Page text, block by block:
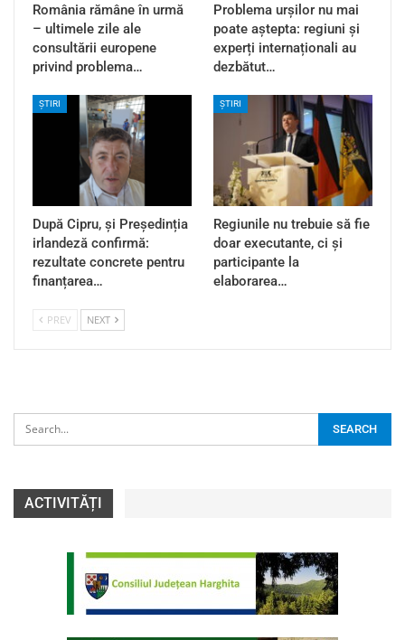
România rămâne în urmă
– ultimele zile ale
consultării europene
privind problema…
Problema urșilor nu mai
poate aștepta: regiuni și
experți internaționali au
dezbătut…
ȘTIRI
După Cipru, și Președinția
irlandeză confirmă:
rezultate concrete pentru
finanțarea…
ȘTIRI
Regiunile nu trebuie să fie
doar executante, ci și
participante la
elaborarea…
PREV NEXT
ACTIVITĂȚI